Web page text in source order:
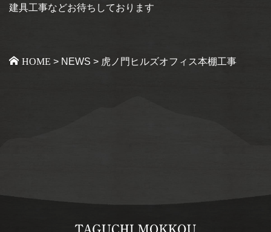
建具工事などお待ちしております
HOME > NEWS > 虎ノ門ヒルズオフィス本棚工事